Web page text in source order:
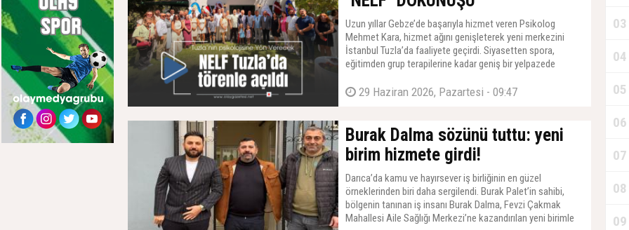
Uzun yıllar Gebze’de başarıyla hizmet veren Psikolog
Mehmet Kara, hizmet ağını genişleterek yeni merkezini
İstanbul Tuzla’da faaliyete geçirdi. Siyasetten spora,
eğitimden grup terapilerine kadar geniş bir yelpazede
dünyasından yoğun katılım sağlandı.
29 Haziran 2026, Pazartesi - 09:47
Burak Dalma sözünü tuttu: yeni
birim hizmete girdi!
Darıca’da kamu ve hayırsever iş birliğinin en güzel
örneklerinden biri daha sergilendi. Burak Palet’in sahibi,
bölgenin tanınan iş insanı Burak Dalma, Fevzi Çakmak
Mahallesi Aile Sağlığı Merkezi’ne kazandırılan yeni birimle
03
04
05
06
07
08
09